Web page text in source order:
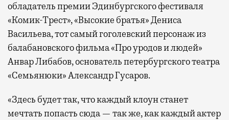
обладатель премии Эдинбургского фестиваля
«Комик-Трест», «Высокие братья» Дениса
Васильева, тот самый гоголевский персонаж из
балабановского фильма «Про уродов и людей»
Анвар Либабов, основатель петербургского театра
«Семьянюки» Александр Гусаров.
«Здесь будет так, что каждый клоун станет
мечтать попасть сюда — так же, как каждый актер